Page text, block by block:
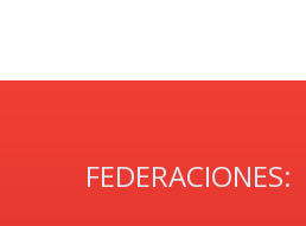
FEDERACIONES: